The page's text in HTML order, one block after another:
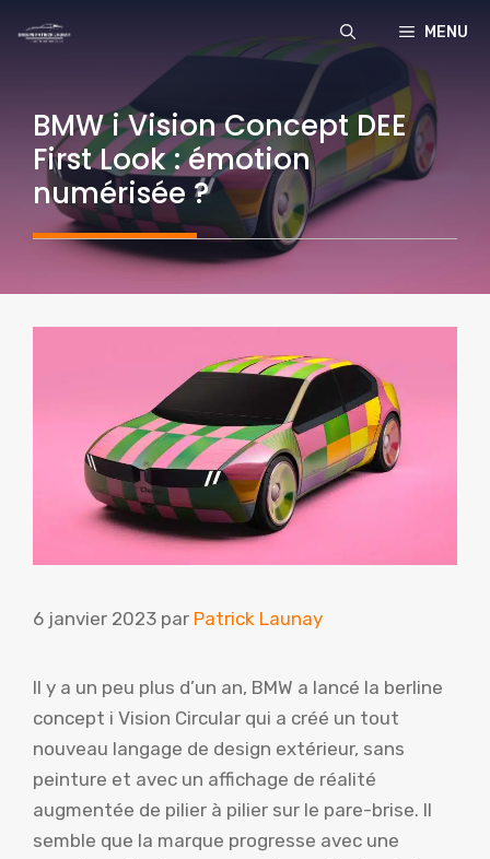
MENU
BMW i Vision Concept DEE
First Look : émotion
numérisée ?
6 janvier 2023 par Patrick Launay
Il y a un peu plus d’un an, BMW a lancé la berline
concept i Vision Circular qui a créé un tout
nouveau langage de design extérieur, sans
peinture et avec un affichage de réalité
augmentée de pilier à pilier sur le pare-brise. Il
semble que la marque progresse avec une